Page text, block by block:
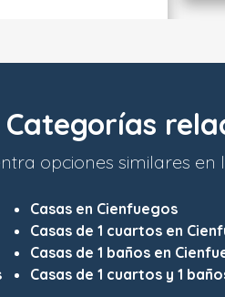
Categorías
opciones similares en
Casas en Cienfuegos
Casas de 1 cuartos en
Casas de 1 baños en
Casas de 1 cuartos y 1